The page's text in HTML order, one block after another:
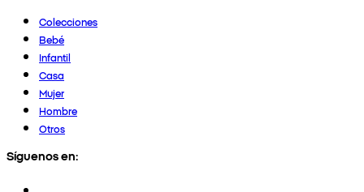
Colecciones
Bebé
Infantil
Casa
Mujer
Hombre
Otros
Síguenos en: